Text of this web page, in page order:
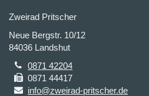
Zweirad Pritscher
Neue Bergstr. 10/12
84036 Landshut
0871 42204
0871 44417
info@zweirad-pritscher.de